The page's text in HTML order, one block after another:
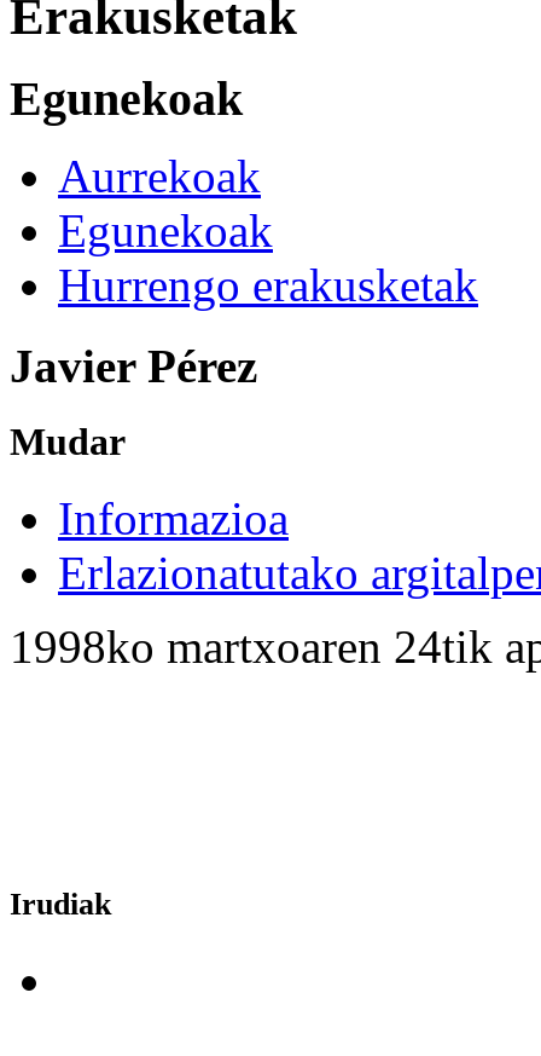
Erakusketak
Egunekoak
Aurrekoak
Egunekoak
Hurrengo erakusketak
Javier Pérez
Mudar
Informazioa
Erlazionatutako
1998ko martxoaren 24tik
Irudiak